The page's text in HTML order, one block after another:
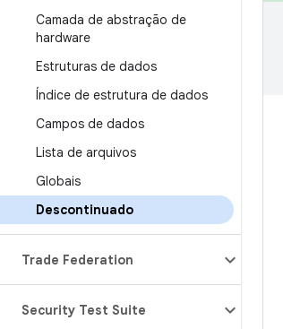
Camada de abstração de
hardware
Estruturas de dados
Índice de estrutura de dados
Campos de dados
Lista de arquivos
Globais
Descontinuado
Trade Federation
Security Test Suite